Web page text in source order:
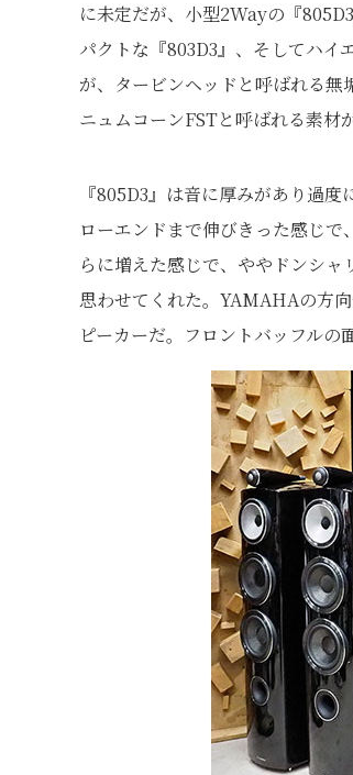
に未定だが、小型2Wayの『
パクトな『803D3』、そしてハイ
が、タービンヘッドと呼ばれる無
ニュムコーンFSTと呼ばれる素材
『805D3』は音に厚みがあり過
ローエンドまで伸びきった感じ
らに増えた感じで、ややドンシ
思わせてくれた。YAMAHAの方
ピーカーだ。フロントバッフルの